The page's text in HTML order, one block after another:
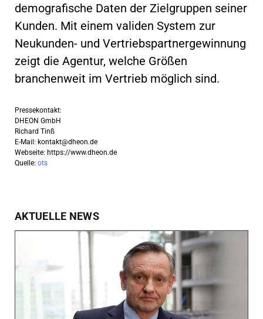
demografische Daten der Zielgruppen seiner
Kunden. Mit einem validen System zur
Neukunden- und Vertriebspartnergewinnung
zeigt die Agentur, welche Größen
branchenweit im Vertrieb möglich sind.
Pressekontakt:
DHEON GmbH
Richard Tinß
E-Mail: kontakt@dheon.de
Webseite: https://www.dheon.de
Quelle: ots
AKTUELLE NEWS